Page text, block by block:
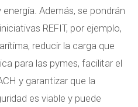
Además, se pondrán
REFIT, por ejemplo,
reducir la carga que
para las pymes, facilitar el
y garantizar que la
es viable y puede